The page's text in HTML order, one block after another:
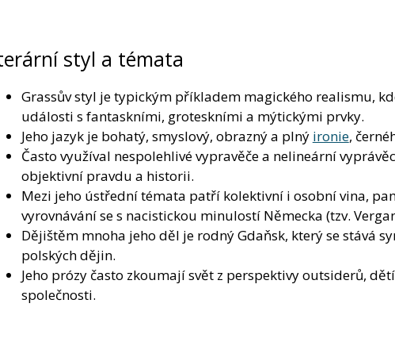
styl a témata
Grassův styl je typickým příkladem magického realismu,
události s fantaskními, groteskními a mýtickými prvky.
Jeho jazyk je bohatý, smyslový, obrazný a plný ironie,
Často využíval nespolehlivé vypravěče a nelineární
objektivní pravdu a historii.
Mezi jeho ústřední témata patří kolektivní i osobní vina,
vyrovnávání se s nacistickou minulostí Německa (tzv.
Dějištěm mnoha jeho děl je rodný Gdaňsk, který se stává
polských dějin.
Jeho prózy často zkoumají svět z perspektivy outsiderů,
společnosti.